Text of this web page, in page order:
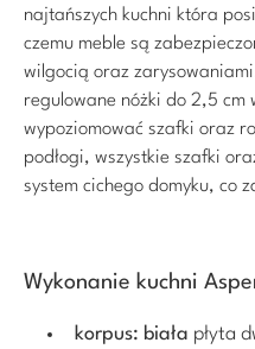
najtańszych kuchni która
czemu meble są
wilgocią oraz
regulowane nóżki do 2,5 cm
wypoziomować szafki oraz
podłogi, wszystkie szafki
system cichego domyku, co
Wykonanie kuchni
korpus: biała płyta